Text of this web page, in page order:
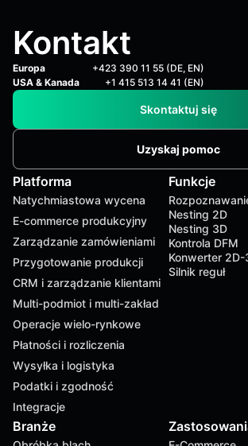
Platforma
Natychmiastowa wycena
E-commerce produkcyjny
Zarządzanie zamówieniami
Przygotowanie produkcji
CRM i zarządzanie klientami
Multi-podmiot i multi-zakład
Operacje wielo-rynkowe
Płatności i rozliczenia
Wysyłka i logistyka
Podatki i zgodność
Integracje
Funkcje
Nesting 2D
Nesting 3D
Kontrola DFM
Konwerter 2D-
Silnik reguł
Branże
Kontakt
Europa
+423 390 11 55 (DE, EN)
USA & Kanada
+1 415 513 14 41 (EN)
Skontaktuj się
Uzyskaj pomoc